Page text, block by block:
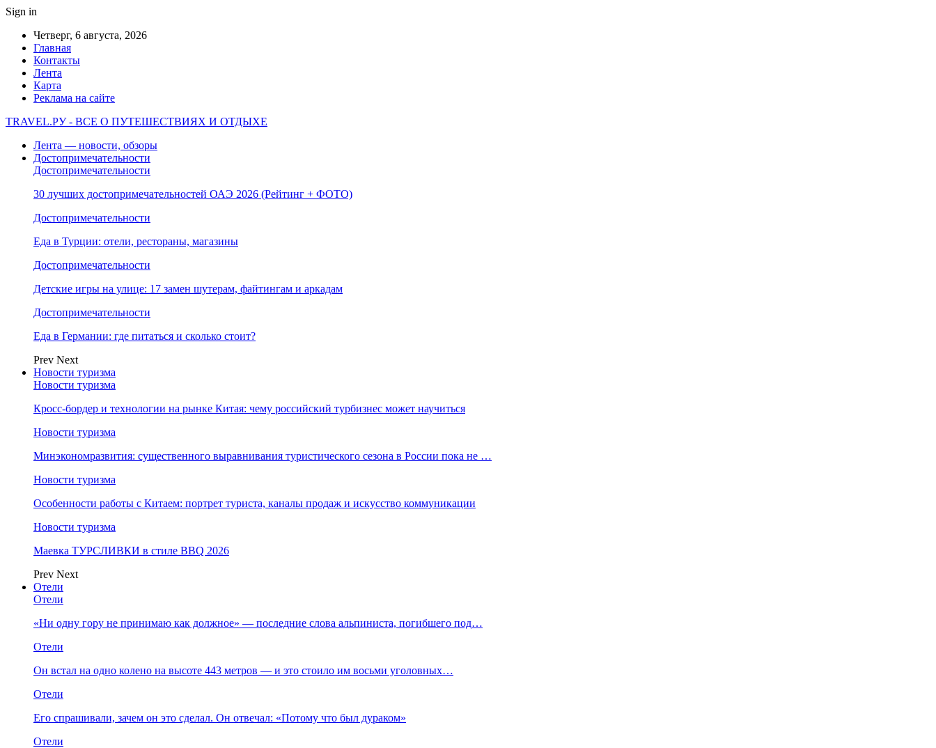
Sign in
Четверг, 6 августа, 2026
Главная
Контакты
Лента
Карта
Реклама на сайте
TRAVEL.РУ - ВСЕ О ПУТЕШЕСТВИЯХ И ОТДЫХЕ
Лента — новости, обзоры
Достопримечательности
Достопримечательности
30 лучших достопримечательностей ОАЭ 2026 (Рейтинг + ФОТО)
Достопримечательности
Еда в Турции: отели, рестораны, магазины
Достопримечательности
Детские игры на улице: 17 замен шутерам, файтингам и аркадам
Достопримечательности
Еда в Германии: где питаться и сколько стоит?
Prev Next
Новости туризма
Новости туризма
Кросс-бордер и технологии на рынке Китая: чему российский турбизнес может научиться
Новости туризма
Минэкономразвития: существенного выравнивания туристического сезона в России пока не …
Новости туризма
Особенности работы с Китаем: портрет туриста, каналы продаж и искусство коммуникации
Новости туризма
Маевка ТУРСЛИВКИ в стиле BBQ 2026
Prev Next
Отели
Отели
«Ни одну гору не принимаю как должное» — последние слова альпиниста, погибшего под…
Отели
Он встал на одно колено на высоте 443 метров — и это стоило им восьми уголовных…
Отели
Его спрашивали, зачем он это сделал. Он отвечал: «Потому что был дураком»
Отели